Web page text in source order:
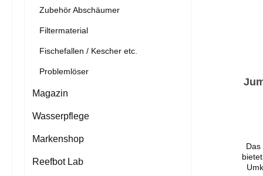
Zubehör Abschäumer
Filtermaterial
Fischefallen / Kescher etc.
Problemlöser
Magazin
Wasserpflege
Markenshop
Reefbot Lab